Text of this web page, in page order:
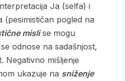
Ja (selfa) i
(pesimističan pogled na
mislise mogu
odnose na sadašnjost,
Negativno mišljenje
ukazuje na sniženje